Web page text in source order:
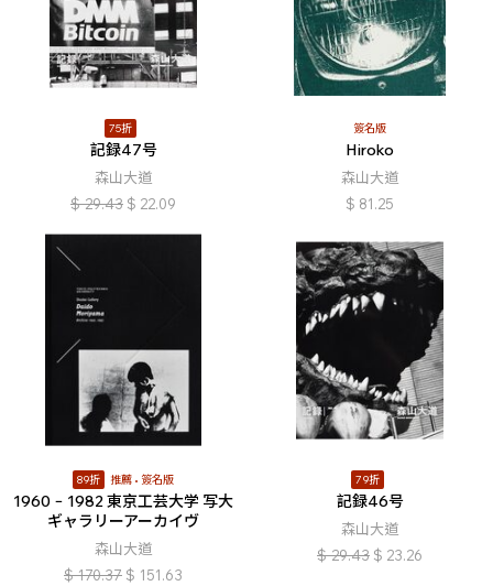
75折
記録47号
森山大道
$ 29.43 $ 22.09
簽名版
Hiroko
森山大道
$ 81.25
89折 推薦 簽名版
1960 − 1982 東京工芸大学 写大
ギャラリーアーカイヴ
森山大道
$ 170.37 $ 151.63
79折
記録46号
森山大道
$ 29.43 $ 23.26